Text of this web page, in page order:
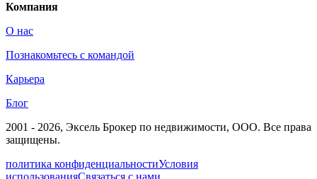
Компания
О нас
Познакомьтесь с командой
Карьера
Блог
2001 - 2026, Эксель Брокер по недвижимости, ООО. Все права
защищены.
политика конфиденциальностиУсловия
использованияСвязаться с нами